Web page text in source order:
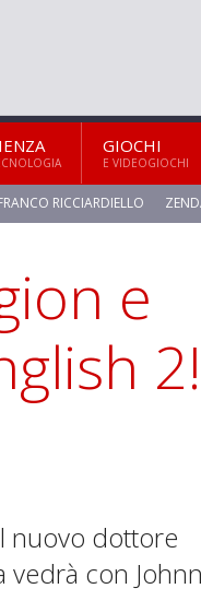
GIOCHI
E VIDEOGIOCHI
RICCIARDIELLO
e
2!
nuovo dottore
vedrà con